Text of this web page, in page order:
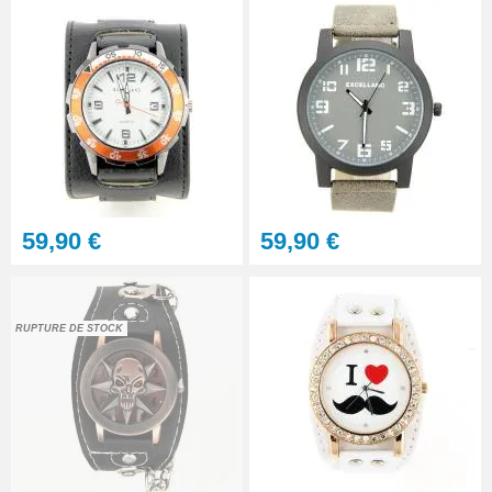
Pince antistatique montre pas
chère
5,90 €
Lunette grossissante - Loupe
Horloger et LED
22,90 €
Kit - Changer la pile d'une
montre - réparation pas chère
10,90 €
À configurer
Pointeau de pose professionnel
démontage bracelet montre
5,90 €
59,90 € 59,90 €
RUPTURE DE STOCK